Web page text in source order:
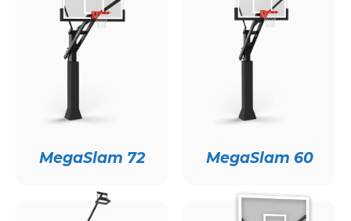
MegaSlam 72 MegaSlam 60